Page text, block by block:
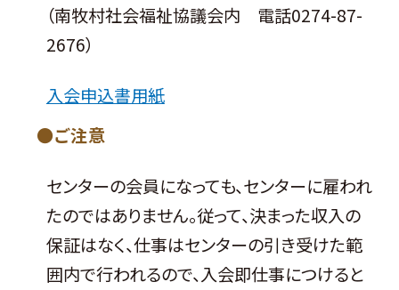
（南牧村社会福祉協議会内 電話0274-87-
2676）
入会申込書用紙
ご注意
センターの会員になっても、センターに雇われ
たのではありません。従って、決まった収入の
保証はなく、仕事はセンターの引き受けた範
囲内で行われるので、入会即仕事につけると